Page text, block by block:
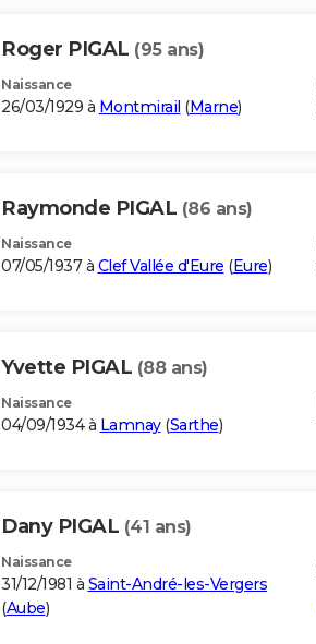
Roger PIGAL (95 ans)
Naissance
26/03/1929 à Montmirail (Marne)
Raymonde PIGAL (86 ans)
Naissance
07/05/1937 à Clef Vallée d'Eure (Eure)
Yvette PIGAL (88 ans)
Naissance
04/09/1934 à Lamnay(Sarthe)
Dany PIGAL (41 ans)
Naissance
31/12/1981 à Saint-André-les-Vergers
(Aube)